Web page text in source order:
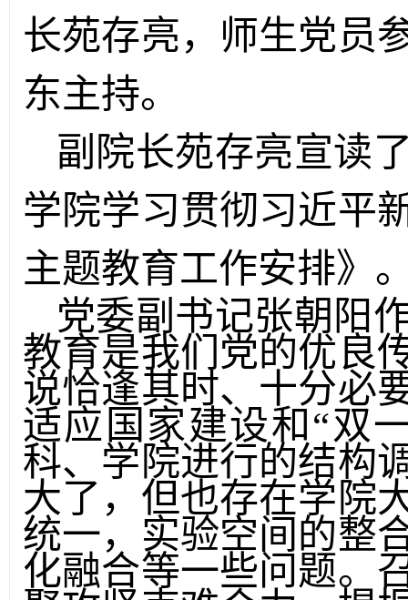
长苑存亮，师生党员
东主持。
副院长苑存亮宣读
学院学习贯彻习近平
主题教育工作安排》
党委副书记张朝阳
教育是我们党的优良
说恰逢其时、十分必
适应国家建设和“双
科、学院进行的结构
大了，但也存在学院
统一，实验空间的整
化融合等一些问题。